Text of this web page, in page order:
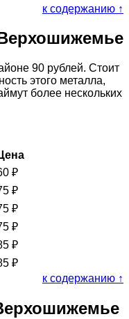
к содержанию ↑
90 рублей. Стоит
этого металла,
более нескольких
₽
₽
₽
₽
₽
₽
к содержанию ↑